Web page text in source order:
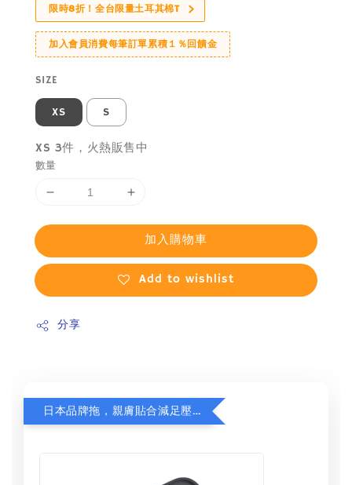
限時8折！全台限量土耳其棉T
加入會員消費每筆訂單累積１％回饋金
SIZE
XS S
XS 3件，火熱販售中
數量
加入購物車
Add to wishlist
分享
日本品牌拖，親膚貼合減足壓，超值加購75折！